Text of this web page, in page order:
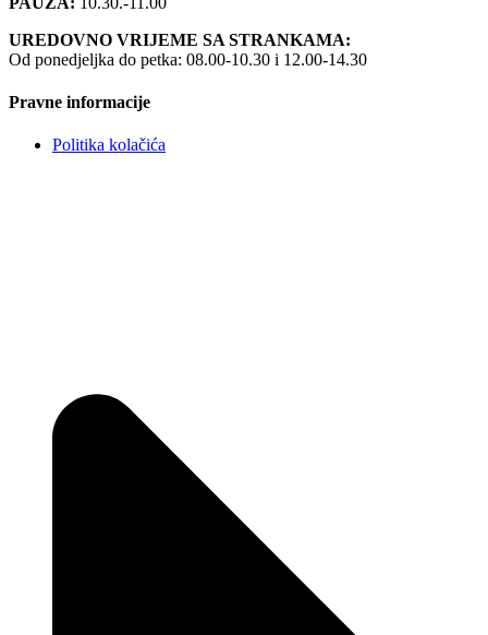
UREDOVNO VRIJEME SA STRANKAMA:
Od ponedjeljka do petka: 08.00-10.30 i 12.00-14.30
Pravne informacije
Politika kolačića